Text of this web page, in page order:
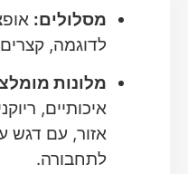
מסלולים:
לדוגמה,
מלונות
איכותיים,
אזור, עם דגש
לתחבורה.